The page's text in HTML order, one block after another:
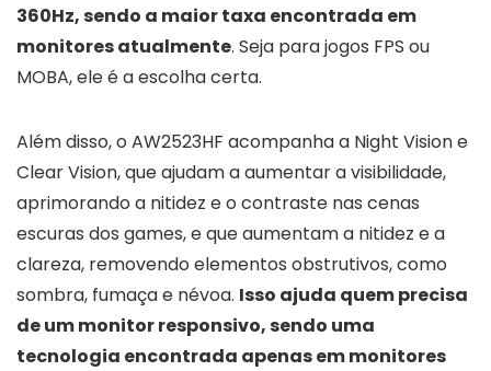
360Hz, sendo a maior taxa encontrada em
monitores atualmente. Seja para jogos FPS ou
MOBA, ele é a escolha certa.
Além disso, o AW2523HF acompanha a Night Vision e
Clear Vision, que ajudam a aumentar a visibilidade,
aprimorando a nitidez e o contraste nas cenas
escuras dos games, e que aumentam a nitidez e a
clareza, removendo elementos obstrutivos, como
sombra, fumaça e névoa. Isso ajuda quem precisa
de um monitor responsivo, sendo uma
tecnologia encontrada apenas em monitores